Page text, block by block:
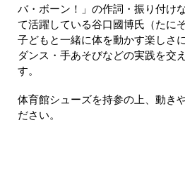
バ・ボーン！」の作詞・振り付け
て活躍している谷口國博氏（たに
子どもと一緒に体を動かす楽しさ
ダンス・手あそびなどの実践を交
す。
体育館シューズを持参の上、動き
ださい。